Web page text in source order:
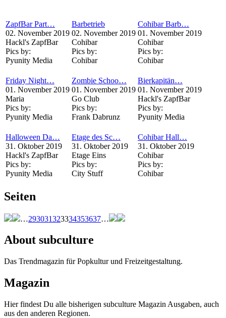
ZapfBar Part…
02. November 2019
Hackl's ZapfBar
Pics by:
Pyunity Media
Barbetrieb
02. November 2019
Cohibar
Pics by:
Cohibar
Cohibar Barb…
01. November 2019
Cohibar
Pics by:
Cohibar
Friday Night…
01. November 2019
Maria
Pics by:
Pyunity Media
Zombie Schoo…
01. November 2019
Go Club
Pics by:
Frank Dabrunz
Bierkapitän…
01. November 2019
Hackl's ZapfBar
Pics by:
Pyunity Media
Halloween Da…
31. Oktober 2019
Hackl's ZapfBar
Pics by:
Pyunity Media
Etage des Sc…
31. Oktober 2019
Etage Eins
Pics by:
City Stuff
Cohibar Hall…
31. Oktober 2019
Cohibar
Pics by:
Cohibar
Seiten
…293031323334353637…
About subculture
Das Trendmagazin für Popkultur und Freizeitgestaltung.
Magazin
Hier findest Du alle bisherigen subculture Magazin Ausgaben, auch
aus den anderen Regionen.